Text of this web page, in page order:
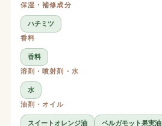
保湿・補修成分
ハチミツ
香料
香料
溶剤・噴射剤・水
水
油剤・オイル
スイートオレンジ油 ベルガモット果実油